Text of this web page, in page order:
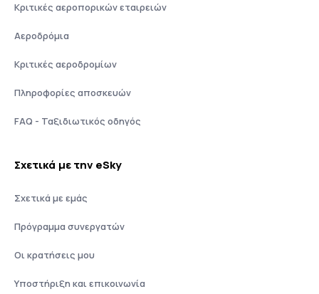
Κριτικές αεροπορικών εταιρειών
Αεροδρόμια
Κριτικές αεροδρομίων
Πληροφορίες αποσκευών
FAQ - Ταξιδιωτικός οδηγός
Σχετικά με την eSky
Σχετικά με εμάς
Πρόγραμμα συνεργατών
Οι κρατήσεις μου
Υποστήριξη και επικοινωνία